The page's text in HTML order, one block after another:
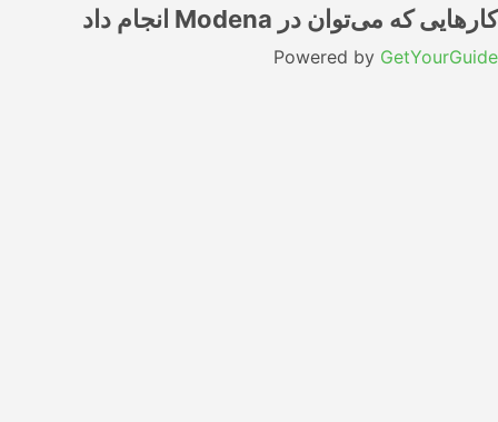
کارهایی که می‌توان در Modena انجام داد
Powered by GetYourGuide